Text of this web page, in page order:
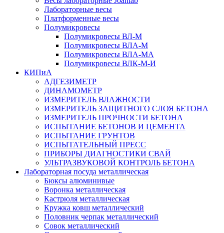
Лабораторные весы
Платформенные весы
Полумикровесы
Полумикровесы ВЛ-М
Полумикровесы ВЛА-М
Полумикровесы ВЛА-МА
Полумикровесы ВЛК-М-И
КИПиА
АДГЕЗИМЕТР
ДИНАМОМЕТР
ИЗМЕРИТЕЛЬ ВЛАЖНОСТИ
ИЗМЕРИТЕЛЬ ЗАЩИТНОГО СЛОЯ БЕТОНА
ИЗМЕРИТЕЛЬ ПРОЧНОСТИ БЕТОНА
ИСПЫТАНИЕ БЕТОНОВ И ЦЕМЕНТА
ИСПЫТАНИЕ ГРУНТОВ
ИСПЫТАТЕЛЬНЫЙ ПРЕСС
ПРИБОРЫ ДИАГНОСТИКИ СВАЙ
УЛЬТРАЗВУКОВОЙ КОНТРОЛЬ БЕТОНА
Лабораторная посуда металлическая
Бюксы алюминивые
Воронка металлическая
Кастрюля металлическая
Кружка ковш металлический
Половник черпак металлический
Совок металлический